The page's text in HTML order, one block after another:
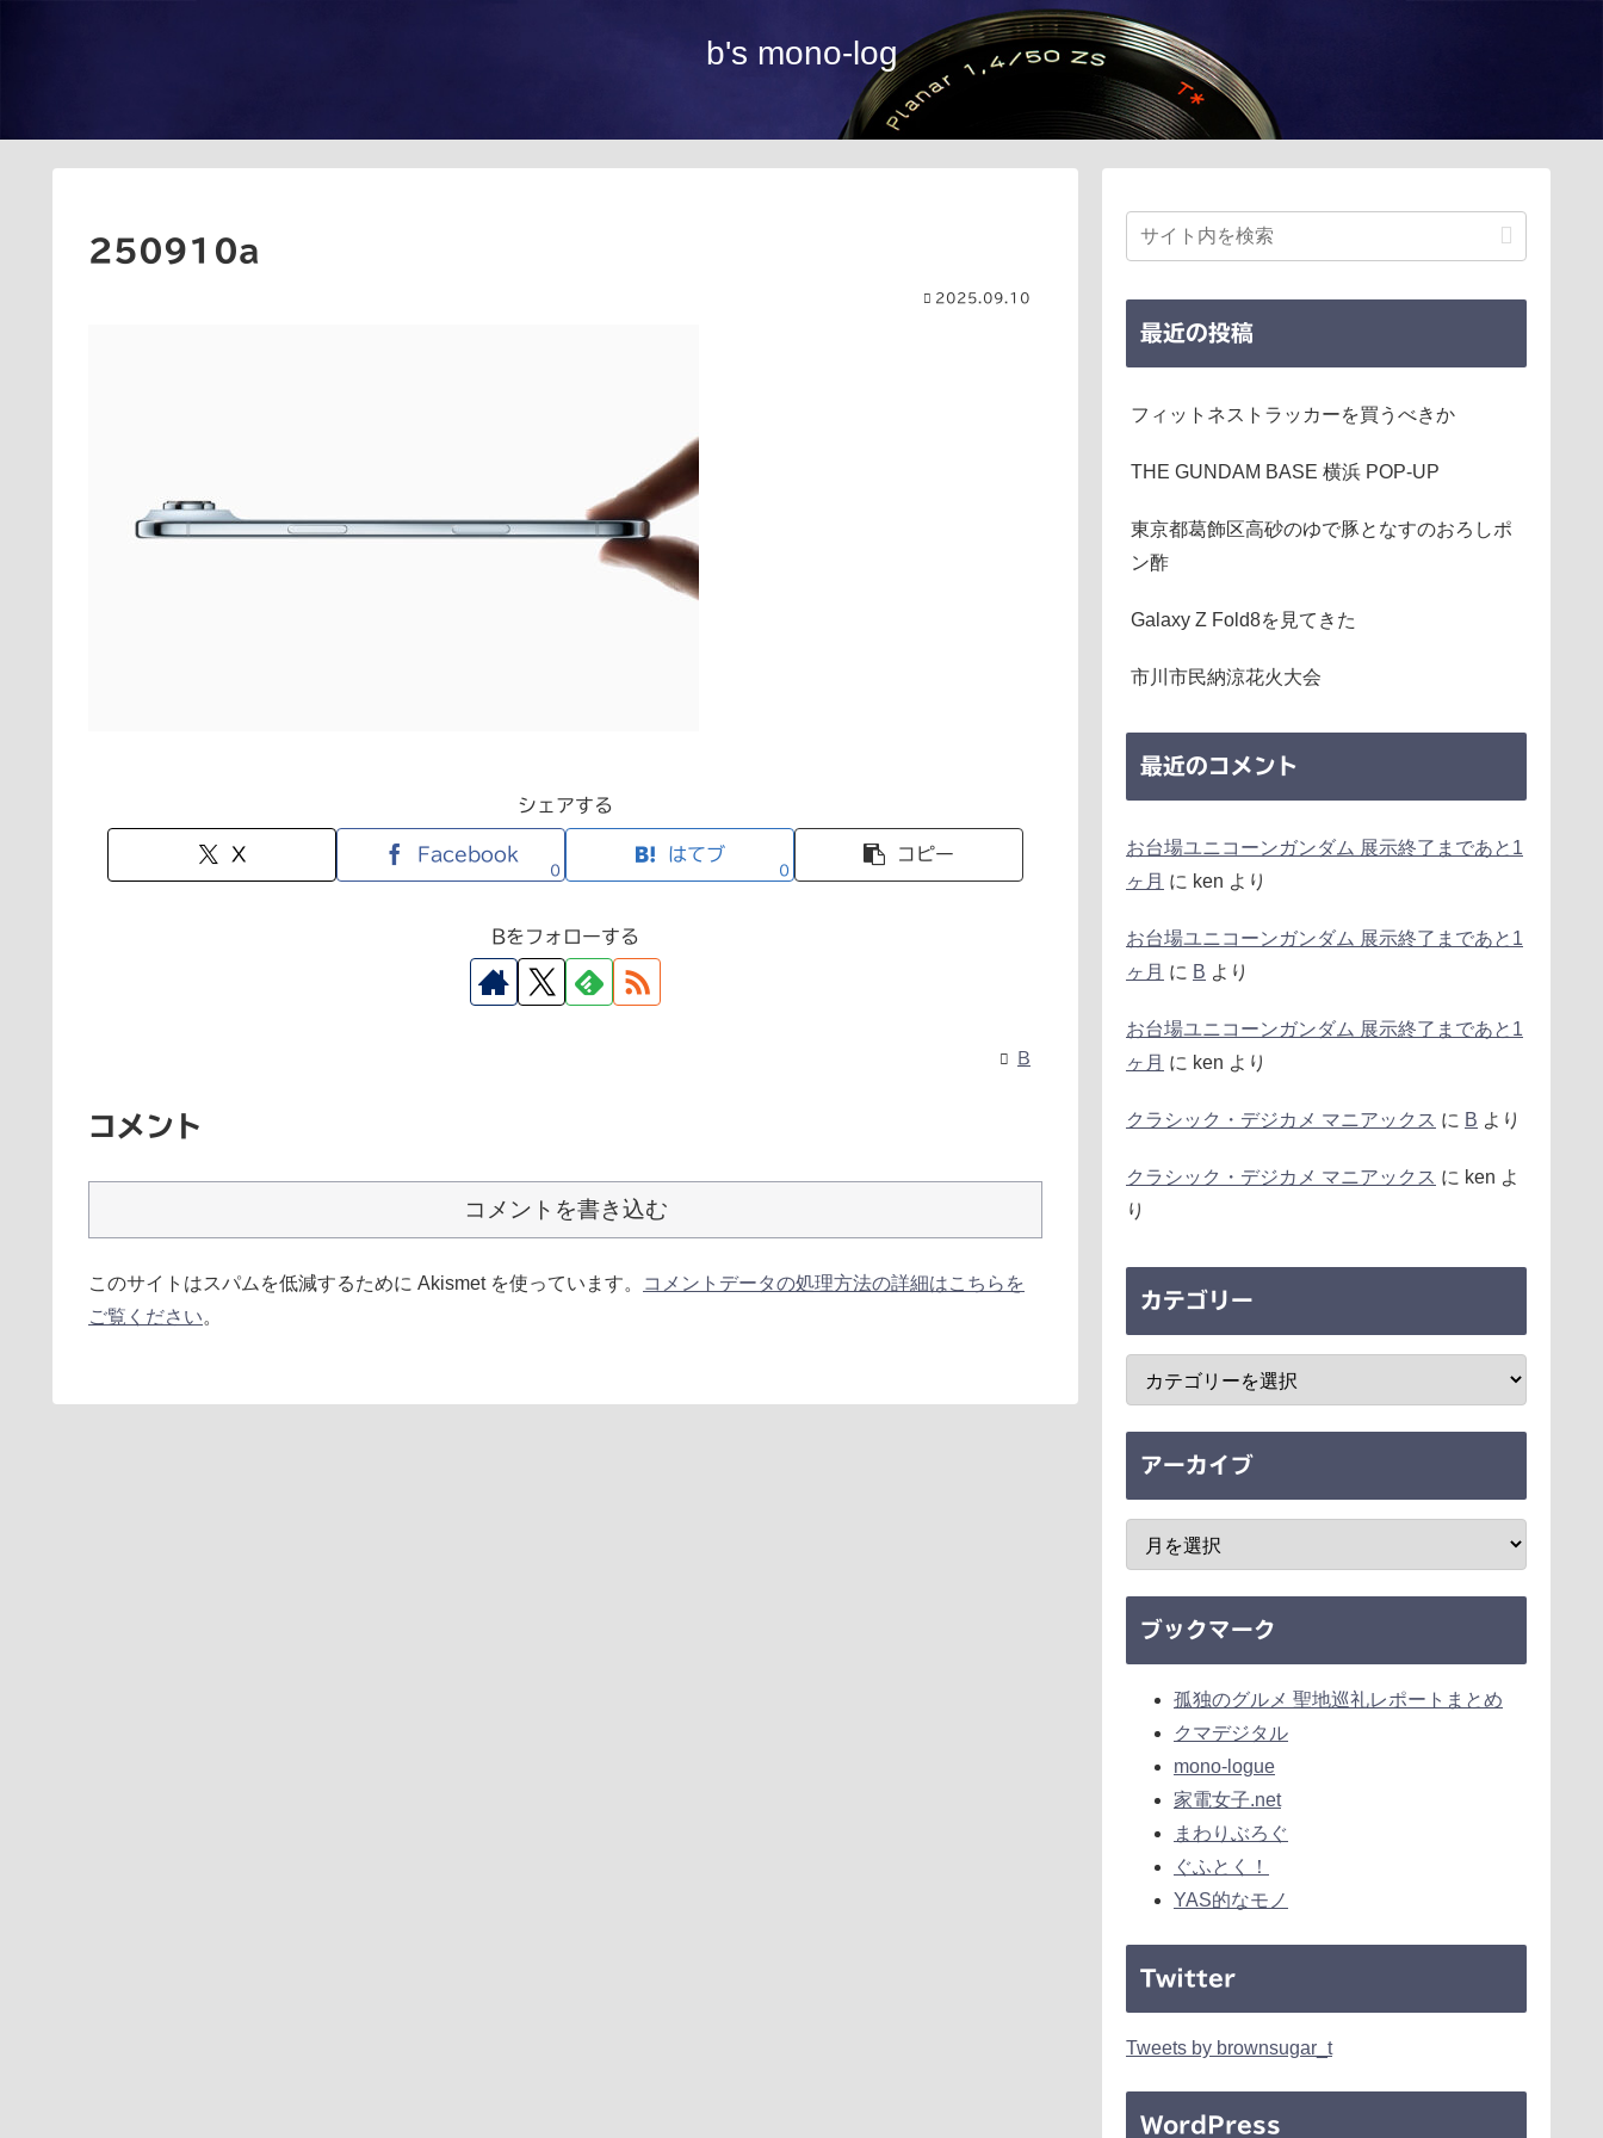
b's mono-log
250910a
2025.09.10
シェアする
X Facebook
0
はてブ
0
コピー
Bをフォローする
B
コメント
コメントを書き込む
このサイトはスパムを低減するために Akismet を使っています。
コメントデータの処理方法の詳細はこちらを
ご覧ください。
最近の投稿
フィットネストラッカーを買うべきか
THE GUNDAM BASE 横浜 POP-UP
東京都葛飾区高砂のゆで豚となすのおろしポ
ン酢
Galaxy Z Fold8を見てきた
市川市民納涼花火大会
最近のコメント
お台場ユニコーンガンダム 展示終了まであと1
ヶ月 に ken より
お台場ユニコーンガンダム 展示終了まであと1
ヶ月 に B より
お台場ユニコーンガンダム 展示終了まであと1
ヶ月 に ken より
クラシック・デジカメ マニアックス に B より
クラシック・デジカメ マニアックス に ken よ
り
カテゴリー
アーカイブ
ブックマーク
孤独のグルメ 聖地巡礼レポートまとめ
クマデジタル
mono-logue
家電女子.net
まわりぶろぐ
ぐふとく！
YAS的なモノ
Twitter
Tweets by brownsugar_t
WordPress